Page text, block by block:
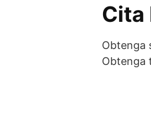
Cita
Obtenga
Obtenga